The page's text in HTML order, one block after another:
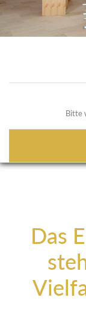
Bitte
Das